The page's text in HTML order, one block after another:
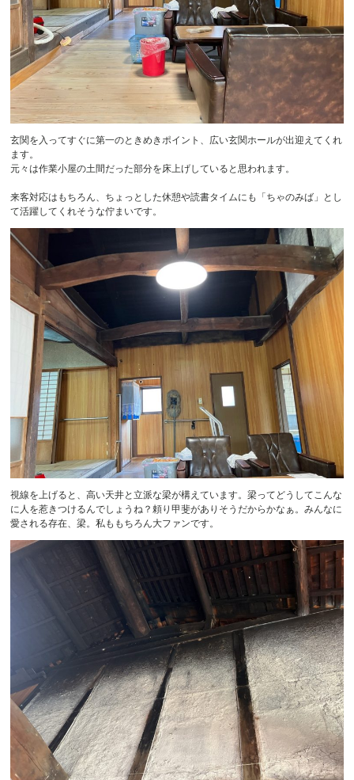
玄関を入ってすぐに第一のときめきポイント、広い玄関ホールが出迎えてくれ
ます。
元々は作業小屋の土間だった部分を床上げしていると思われます。
来客対応はもちろん、ちょっとした休憩や読書タイムにも「ちゃのみば」とし
て活躍してくれそうな佇まいです。
視線を上げると、高い天井と立派な梁が構えています。梁ってどうしてこんな
に人を惹きつけるんでしょうね？頼り甲斐がありそうだからかなぁ。みんなに
愛される存在、梁。私ももちろん大ファンです。